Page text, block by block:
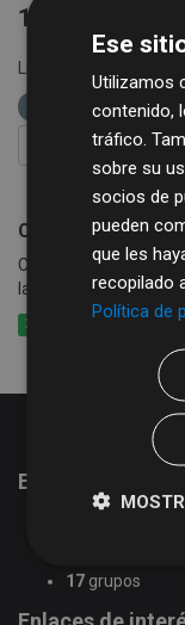
1 conjunto de
Licencias:
REGTSA
agua
FILTRAR
Consumo de
Consumo de agua
la tasa de agua
XLSX
Estadísticas del
17 grupos
Ese
Utilizamos
contenido,
tráfico.
sobre su
socios de
pueden
que les
recopilado
Política de